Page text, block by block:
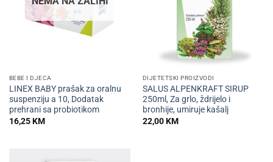
BEBE I DJECA
LINEX BABY prašak za oralnu
suspenziju a 10, Dodatak
prehrani sa probiotikom
16,25KM
DIJETETSKI PROIZVODI
SALUS ALPENKRAFT SIRUP
250ml, Za grlo, ždrijelo i
bronhije, umiruje kašalj
22,00KM